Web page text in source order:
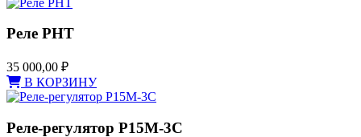
Реле РНТ
35 000,00 ₽
В КОРЗИНУ
Реле-регулятор Р15М-3С